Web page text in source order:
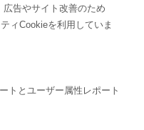
告やサイト改善のため
ィCookieを利用していま
トとユーザー属性レポート